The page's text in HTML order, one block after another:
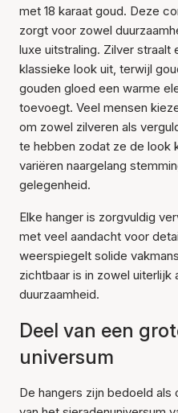
met 18 karaat goud. Deze
zorgt voor zowel
luxe uitstraling. Zilver straalt
klassieke look uit, terwijl
gouden gloed een warme
toevoegt. Veel mensen
om zowel zilveren als
te hebben zodat ze de look
variëren naargelang
gelegenheid.
Elke hanger is zorgvuldig
met veel aandacht voor
weerspiegelt solide
zichtbaar is in zowel uiterlijk
duurzaamheid.
Deel van een
universum
De hangers zijn bedoeld als